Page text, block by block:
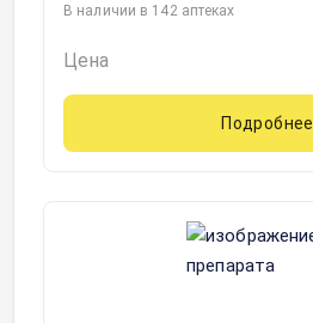
В наличии в 142 аптеках
Цена
Подробнее